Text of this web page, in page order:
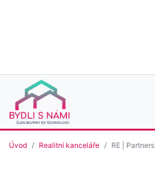
Úvod Realitní kanceláře RE | Partners